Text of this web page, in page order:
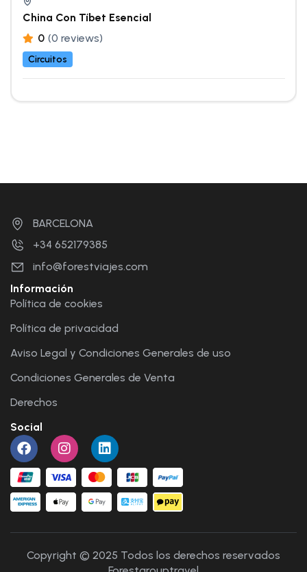
China Con Tíbet Esencial
0 (0 reviews)
Circuitos
BARCELONA
+34 652179385
info@forestviajes.com
Información
Política de cookies
Política de privacidad
Aviso Legal y Condiciones Generales de uso
Condiciones Generales de Venta
Derechos
Social
Copyright © 2025 Todos los derechos reservados